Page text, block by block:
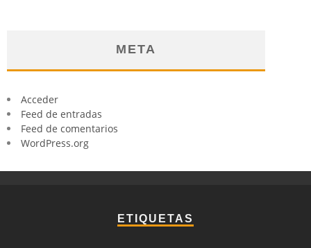
META
Acceder
Feed de entradas
Feed de comentarios
WordPress.org
ETIQUETAS